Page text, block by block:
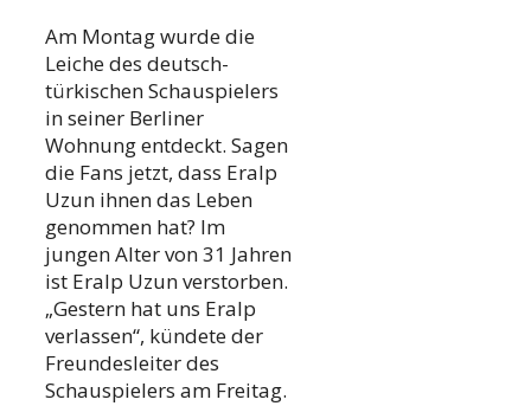
Am Montag wurde die
Leiche des deutsch-
türkischen Schauspielers
in seiner Berliner
Wohnung entdeckt. Sagen
die Fans jetzt, dass Eralp
Uzun ihnen das Leben
genommen hat? Im
jungen Alter von 31 Jahren
ist Eralp Uzun verstorben.
„Gestern hat uns Eralp
verlassen“, kündete der
Freundesleiter des
Schauspielers am Freitag.